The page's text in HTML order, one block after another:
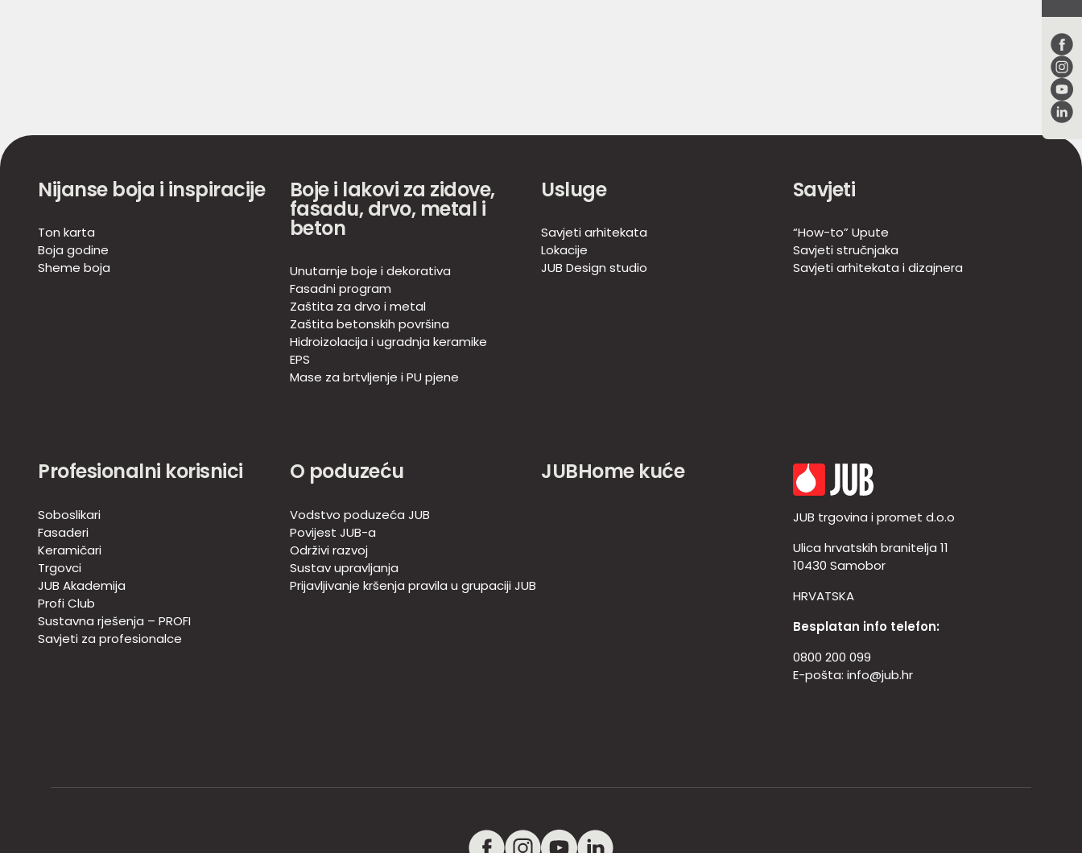
Nijanse boja i inspiracije
Ton karta
Boja godine
Sheme boja
Boje i lakovi za zidove,
fasadu, drvo, metal i
beton
Unutarnje boje i dekorativa
Fasadni program
Zaštita za drvo i metal
Zaštita betonskih površina
Hidroizolacija i ugradnja keramike
EPS
Mase za brtvljenje i PU pjene
Usluge
Savjeti arhitekata
Lokacije
JUB Design studio
Savjeti
“How-to” Upute
Savjeti stručnjaka
Savjeti arhitekata i dizajnera
Profesionalni korisnici
Soboslikari
Fasaderi
Keramičari
Trgovci
JUB Akademija
Profi Club
Sustavna rješenja – PROFI
Savjeti za profesionalce
O poduzeću
Vodstvo poduzeća JUB
Povijest JUB-a
Održivi razvoj
Sustav upravljanja
Prijavljivanje kršenja pravila u grupaciji JUB
JUBHome kuće
JUB trgovina i promet d.o.o
Ulica hrvatskih branitelja 11
10430 Samobor
HRVATSKA
Besplatan info telefon:
0800 200 099
E-pošta: info@jub.hr